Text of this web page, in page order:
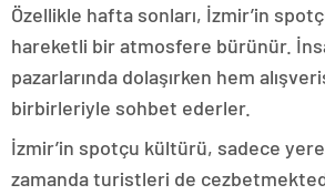
Özellikle hafta sonları, İzmir’in
hareketli bir atmosfere bürünür.
pazarlarında dolaşırken hem
birbirleriyle sohbet ederler.
İzmir’in spotçu kültürü, sadece
zamanda turistleri de